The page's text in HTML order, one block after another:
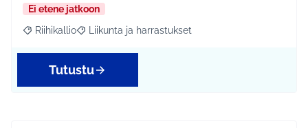
Ei etene jatkoon
Rajaa tulokset aihepiirin mukaan: Riihikallio
Riihikallio Rajaa tulokset teeman mukaan: Liikunta ja
Liikunta ja harrastukset
Tutustu